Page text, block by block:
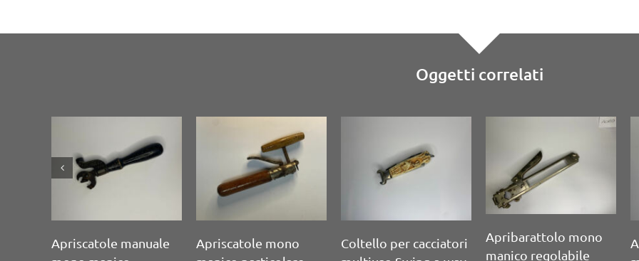
Oggetti correlati
Apribarattolo mono
manico
Apribarattolo doppio
manico Stockland Jar